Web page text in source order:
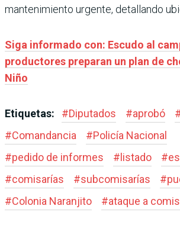
mantenimiento urgente, detallando
Siga informado con: Escudo al
productores preparan un plan de
Niño
Etiquetas: #Diputados #aprobó
#Comandancia #Policía Nacional
#pedido de informes # listado #
#comisarías #subcomisarías #
#Colonia Naranjito #ataque a